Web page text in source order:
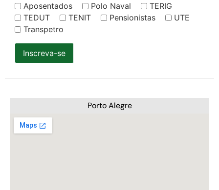
Aposentados
Polo Naval
TERIG
TEDUT
TENIT Pensionistas
UTE
Transpetro
Inscreva-se
Porto Alegre